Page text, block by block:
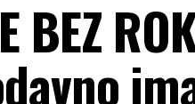
BEZ